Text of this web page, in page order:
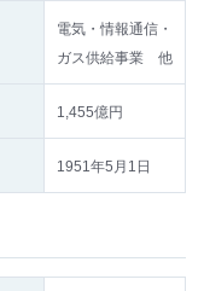
電気・情報通信・
ガス供給事業 他
1,455億円
1951年5月1日